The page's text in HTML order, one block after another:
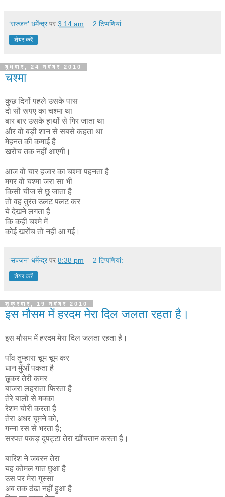
‘सज्जन’ धर्मेन्द्र पर 3:14 am 2 टिप्‍पणियां:
शेयर करें
बुधवार, 24 नवंबर 2010
चश्मा
कुछ दिनों पहले उसके पास
दो सौ रूपए का चश्मा था
बार बार उसके हाथों से गिर जाता था
और वो बड़ी शान से सबसे कहता था
मेहनत की कमाई है
खरोंच तक नहीं आएगी।
आज वो चार हजार का चश्मा पहनता है
मगर वो चश्मा जरा सा भी
किसी चीज से छू जाता है
तो वह तुरंत उलट पलट कर
ये देखने लगता है
कि कहीं चश्मे में
कोई खरोंच तो नहीं आ गई।
‘सज्जन’ धर्मेन्द्र पर 8:38 pm 2 टिप्‍पणियां:
शेयर करें
शुक्रवार, 19 नवंबर 2010
इस मौसम में हरदम मेरा दिल जलता रहता है।
इस मौसम में हरदम मेरा दिल जलता रहता है।
पाँव तुम्हारा चूम चूम कर
धान मुँआँ पकता है
छूकर तेरी कमर
बाजरा लहराता फिरता है
तेरे बालों से मक्का
रेशम चोरी करता है
तेरा अधर चूमने को,
गन्ना रस से भरता है;
सरपत पकड़ दुपट्टा तेरा खींचतान करता है।
बारिश ने जबरन तेरा
यह कोमल गात छुआ है
उस पर मेरा गुस्सा
अब तक ठंढा नहीं हुआ है